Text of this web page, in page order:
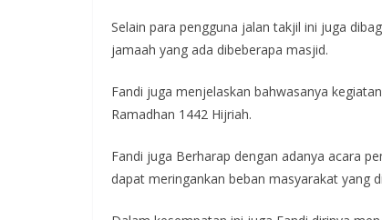
Selain para pengguna jalan takjil ini juga
jamaah yang ada dibeberapa masjid.
Fandi juga menjelaskan bahwasanya
Ramadhan 1442 Hijriah.
Fandi juga Berharap dengan adanya acara
dapat meringankan beban masyarakat yang